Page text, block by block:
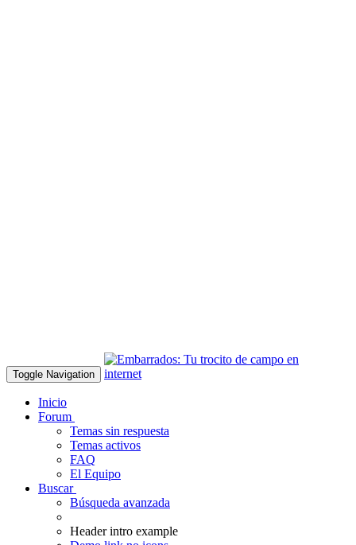
Toggle Navigation
Inicio
Forum
Temas sin respuesta
Temas activos
FAQ
El Equipo
Buscar
Búsqueda avanzada
Header intro example